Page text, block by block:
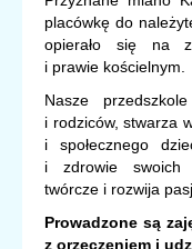
placówkę do
opierało się na
i prawie kościelnym.
Nasze
i rodziców, stwarza
i społecznego
i zdrowie swoich
twórcze i rozwija
Prowadzone są
z orzeczeniem i